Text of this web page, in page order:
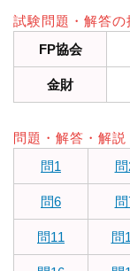
試験問題・解答の
FP協会
金財
問題・解答・解説
問1
問6
問11 問